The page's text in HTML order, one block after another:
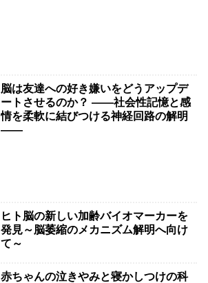
脳は友達への好き嫌いをどうアップデ
ートさせるのか？ ――社会性記憶と感
情を柔軟に結びつける神経回路の解明
――
ヒト脳の新しい加齢バイオマーカーを
発見～脳萎縮のメカニズム解明へ向け
て～
赤ちゃんの泣きやみと寝かしつけの科